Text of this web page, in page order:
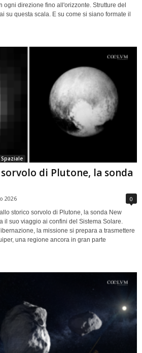
ogni direzione fino all'orizzonte. Strutture del
su questa scala. E su come si siano formate il
di Plutone, la sonda
2026 0
storico sorvolo di Plutone, la sonda New
il suo viaggio ai confini del Sistema Solare.
la missione si prepara a trasmettere
una regione ancora in gran parte